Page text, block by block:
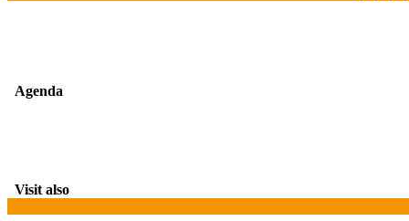
Agenda
Visit also